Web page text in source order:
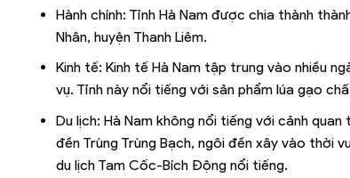
Hành chính: Tỉnh Hà Nam được chia thành
Nhân, huyện Thanh Liêm.
Kinh tế: Kinh tế Hà Nam tập trung vào nhiều
vụ. Tỉnh này nổi tiếng với sản phẩm lúa gạo
Du lịch: Hà Nam không nổi tiếng với cảnh
đền Trùng Trùng Bạch, ngôi đền xây vào thời
du lịch Tam Cốc-Bích Động nổi tiếng.